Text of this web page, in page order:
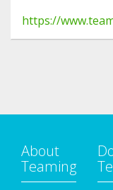
https://
About
Teaming